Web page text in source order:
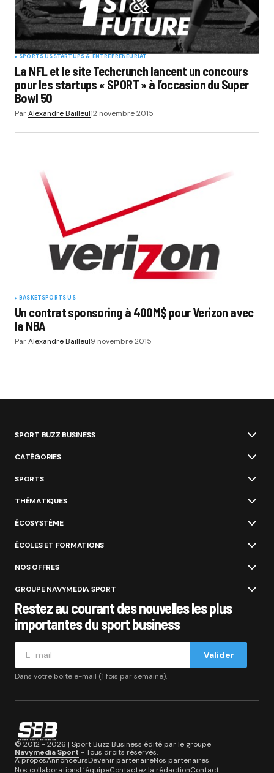
SPORTS USSTARTUPS & ENTREPRENEURIAT
La NFL et le site Techcrunch lancent un concours
pour les startups « SPORT » à l’occasion du Super
Bowl 50
ParAlexandre Bailleul12 novembre 2015
BASKETSPORTS US
Un contrat sponsoring à 400M$ pour Verizon avec
la NBA
ParAlexandre Bailleul9 novembre 2015
SPORT BUZZ BUSINESS
CATÉGORIES
SPORTS
THÉMATIQUES
ÉCOSYSTÈME
ÉCOLES ET FORMATIONS
NOS OFFRES
GROUPE NAVYMEDIA SPORT
Restez au courant des nouvelles les plus
importantes du sport business
Valider
Dans votre boite e-mail (1 fois par semaine).
© 2012 - 2026 | Sport Buzz Business édité par le groupe
Navymedia Sport - Tous droits réservés.
A proposAnnonceursDevenir partenaireNos partenaires
Nos collaborationsL’équipeContactez la rédactionContact